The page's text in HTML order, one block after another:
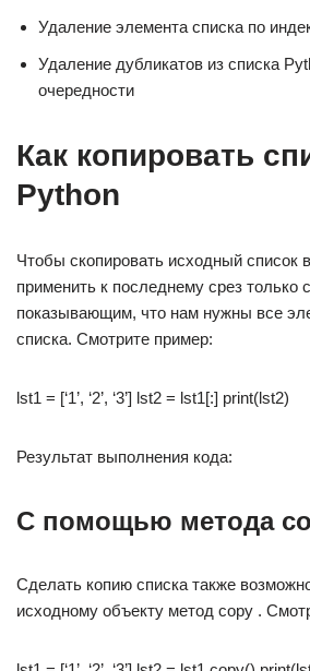
Удаление элемента списка по
Удаление дубликатов из списка
очередности
Как копировать
Python
Чтобы скопировать исходный список
применить к последнему срез только
показывающим, что нам нужны все
списка. Смотрите пример:
lst1 = [‘1’, ‘2’, ‘3’] lst2 = lst1[:] print(lst2)
Результат выполнения кода:
С помощью метода
Сделать копию списка также
исходному объекту метод copy .